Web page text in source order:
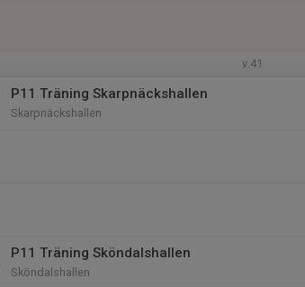
v.41
P11 Träning Skarpnäckshallen
Skarpnäckshallen
P11 Träning Sköndalshallen
Sköndalshallen